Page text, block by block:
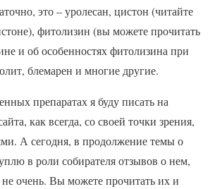
это – уролесан, цистон (читайте
фитолизин (вы можете прочитать
и об особенностях фитолизина при
блемарен и многие другие.
препаратах я буду писать на
как всегда, со своей точки зрения,
А сегодня, в продолжение темы о
в роли собирателя отзывов о нем,
очень. Вы можете прочитать их и